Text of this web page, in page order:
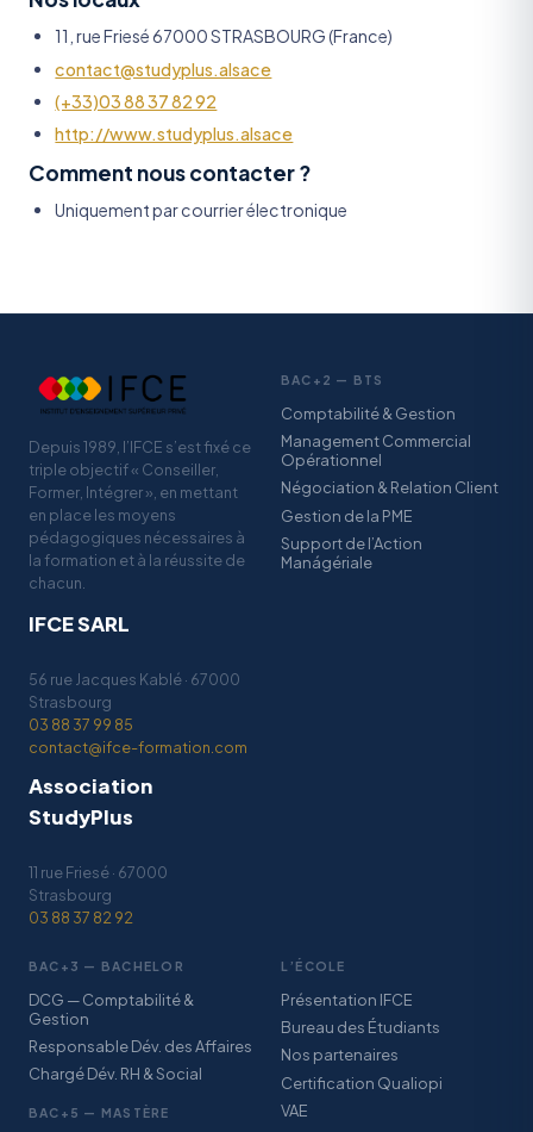
11, rue Friesé 67000 STRASBOURG (France)
contact@studyplus.alsace
(+33)03 88 37 82 92
http://www.studyplus.alsace
Comment nous contacter ?
Uniquement par courrier électronique
Depuis 1989, l’IFCE s’est fixé ce
triple objectif « Conseiller,
Former, Intégrer », en mettant
en place les moyens
pédagogiques nécessaires à
la formation et à la réussite de
chacun.
IFCE SARL
56 rue Jacques Kablé · 67000
Strasbourg
03 88 37 99 85
contact@ifce-formation.com
Association
StudyPlus
11 rue Friesé · 67000
Strasbourg
03 88 37 82 92
BAC+2 — BTS
Comptabilité & Gestion
Management Commercial
Opérationnel
Négociation & Relation Client
Gestion de la PME
Support de l’Action
Manágériale
BAC+3 — BACHELOR
DCG — Comptabilité &
Gestion
Responsable Dév. des Affaires
Chargé Dév. RH & Social
BAC+5 — MASTÈRE
L’ÉCOLE
Présentation IFCE
Bureau des Étudiants
Nos partenaires
Certification Qualiopi
VAE